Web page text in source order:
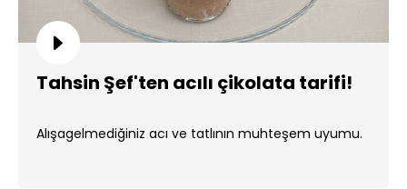
Tahsin Şef'ten acılı çikolata tarifi!
Alışagelmediğiniz acı ve tatlının muhteşem uyumu.